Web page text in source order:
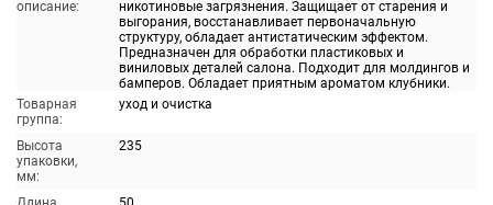
описание:
никотиновые загрязнения. Защищает от старения и
выгорания, восстанавливает первоначальную
структуру, обладает антистатическим эффектом.
Предназначен для обработки пластиковых и
виниловых деталей салона. Подходит для молдингов и
бамперов. Обладает приятным ароматом клубники.
Товарная
группа:
уход и очистка
Высота
упаковки,
мм:
235